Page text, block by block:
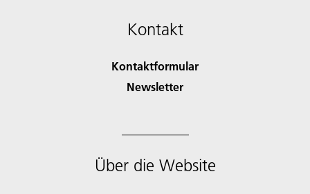
Kontakt
Kontaktformular
Newsletter
Über die Website